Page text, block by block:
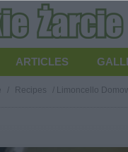
ARTICLES
/ Recipes / Limoncello